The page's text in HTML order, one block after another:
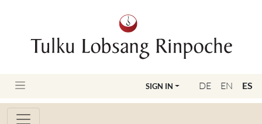
DE EN ES
SIGN IN